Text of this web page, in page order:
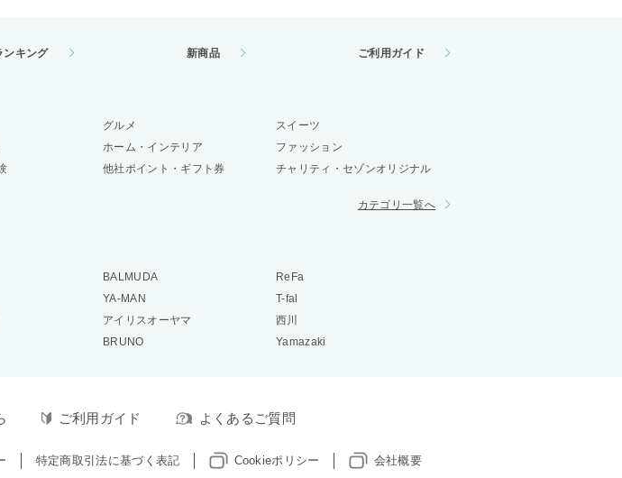
ンキング 新商品 ご利用ガイド
グルメ
スイーツ
ホーム・インテリア
ファッション
他社ポイント・ギフト券 チャリティ・セゾンオリジナル
カテゴリ一覧へ
BALMUDA
ReFa
YA-MAN
T-fal
アイリスオーヤマ
西川
BRUNO Yamazaki
ご利用ガイド よくあるご質問
特定商取引法に基づく表記 Cookieポリシー 会社概要